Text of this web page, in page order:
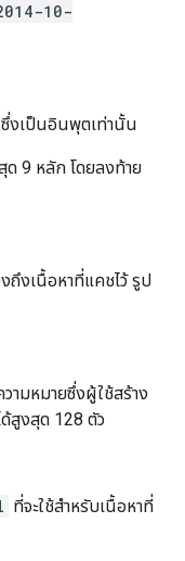
10-
งเป็นอินพุตเท่านั้น
ด 9 หลัก โดยลงท้าย
ถึงเนื้อหาที่แคชไว้ รูป
ามหมายซึ่งผู้ใช้สร้าง
สูงสุด 128 ตัว
ที่จะใช้สำหรับเนื้อหาที่